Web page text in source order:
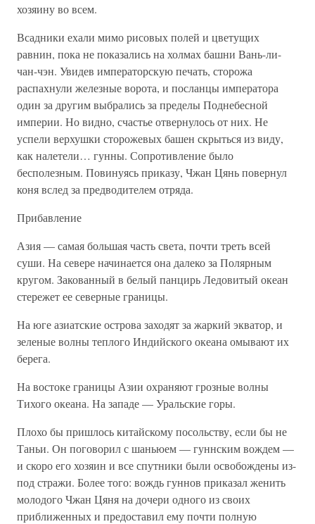
хозяину во всем.
Всадники ехали мимо рисовых полей и цветущих
равнин, пока не показались на холмах башни Вань-ли-
чан-чэн. Увидев императорскую печать, сторожа
распахнули железные ворота, и посланцы императора
один за другим выбрались за пределы Поднебесной
империи. Но видно, счастье отвернулось от них. Не
успели верхушки сторожевых башен скрыться из виду,
как налетели… гунны. Сопротивление было
бесполезным. Повинуясь приказу, Чжан Цянь повернул
коня вслед за предводителем отряда.
Прибавление
Азия — самая большая часть света, почти треть всей
суши. На севере начинается она далеко за Полярным
кругом. Закованный в белый панцирь Ледовитый океан
стережет ее северные границы.
На юге азиатские острова заходят за жаркий экватор, и
зеленые волны теплого Индийского океана омывают их
берега.
На востоке границы Азии охраняют грозные волны
Тихого океана. На западе — Уральские горы.
Плохо бы пришлось китайскому посольству, если бы не
Таньи. Он поговорил с шаньюем — гуннским вождем —
и скоро его хозяин и все спутники были освобождены из-
под стражи. Более того: вождь гуннов приказал женить
молодого Чжан Цяня на дочери одного из своих
приближенных и предоставил ему почти полную